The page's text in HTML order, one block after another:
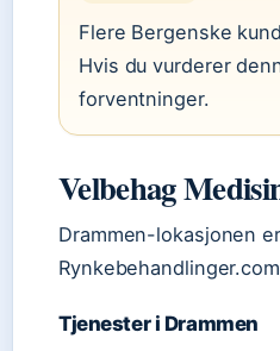
Flere Bergenske
Hvis du vurderer
forventninger.
Velbehag
Drammen-lokasjonen
Tjenester i Drammen